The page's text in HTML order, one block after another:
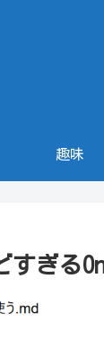
趣味
すぎる